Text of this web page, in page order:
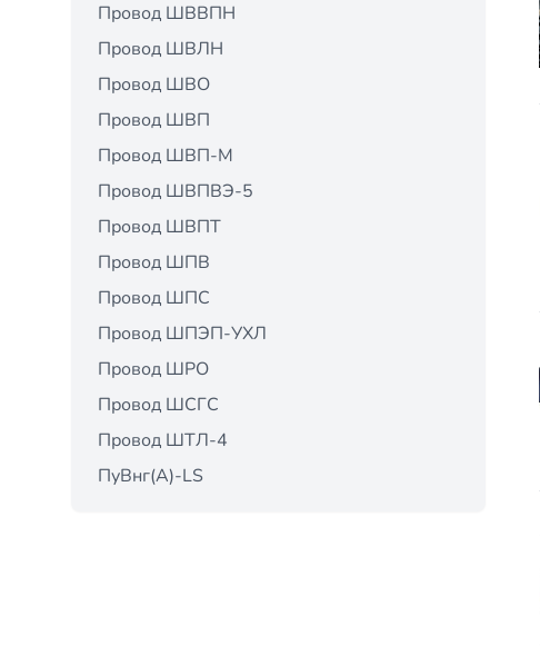
Провод ШВВПН
Провод ШВЛН
Провод ШВО
Провод ШВП
Провод ШВП-М
Провод ШВПВЭ-5
Провод ШВПТ
Провод ШПВ
Провод ШПС
Провод ШПЭП-УХЛ
Провод ШРО
Провод ШСГС
Провод ШТЛ-4
ПуВнг(А)-LS